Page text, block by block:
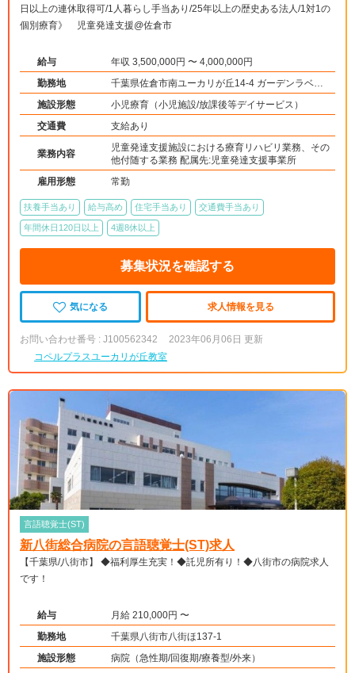
日以上の連休取得可/1人暮らし手当あり/25年以上の歴史ある法人/1対1の
個別療育》 児童発達支援@佐倉市
給与
年収 3,500,000円 〜 4,000,000円
勤務地
千葉県佐倉市南ユーカリが丘14-4 ガーデンラベニ
ュー南ユーカリが丘2街区1階
施設形態
小児療育（小児施設/放課後等デイサービス）
交通費
支給あり
業務内容
児童発達支援施設における療育リハビリ業務、その
他付随する業務 配属先:児童発達支援事業所
雇用形態
常勤
扶養手当あり 給与高め 住宅手当あり 交通費手当あり
年間休日120日以上 4週8休以上
募集状況を確認する
気になる 求人情報を見る
お問い合わせ番号 : J100562342
2023年06月06日 更新
コペルプラスユーカリが丘教室
言語聴覚士(ST)
新八街総合病院の言語聴覚士(ST)求人
【千葉県/八街市】 ◆福利厚生充実！◆託児所有り！◆八街市の病院求人
です！
給与
月給 210,000円 〜
勤務地
千葉県八街市八街ほ137-1
施設形態
病院（急性期/回復期/療養型/外来）